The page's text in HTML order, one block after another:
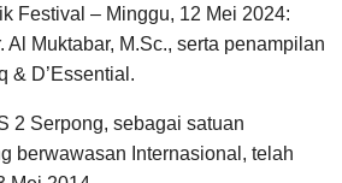
Festival – Minggu, 12 Mei 2024:
Al Muktabar, M.Sc., serta penampilan
& D’Essential.
2 Serpong, sebagai satuan
berwawasan Internasional, telah